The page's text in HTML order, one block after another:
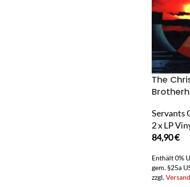
The
Servants
2 x LP
84,90€
Enthält 0%
gem. §25a
zzgl.Versand